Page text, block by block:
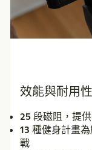
效能與耐用性
25 段磁阻 ，提
13 種健身計畫
戰